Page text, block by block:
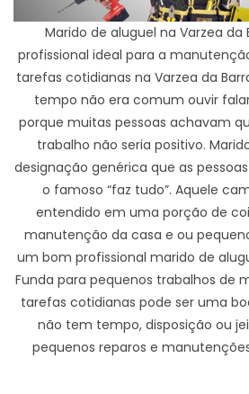
Marido de aluguel na Varzea da
profissional ideal para a
tarefas cotidianas na Varzea da
tempo não era comum ouvir
porque muitas pessoas achavam
trabalho não seria positivo.
designação genérica que as
o famoso “faz tudo”. Aquele
entendido em uma porção de
manutenção da casa e ou
um bom profissional marido de
Funda para pequenos trabalhos de
tarefas cotidianas pode ser uma
não tem tempo, disposição ou
pequenos reparos e